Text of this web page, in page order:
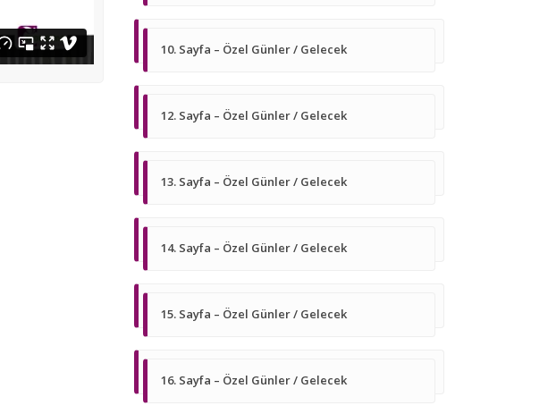
10. Sayfa – Özel Günler / Gelecek
12. Sayfa – Özel Günler / Gelecek
13. Sayfa – Özel Günler / Gelecek
14. Sayfa – Özel Günler / Gelecek
15. Sayfa – Özel Günler / Gelecek
16. Sayfa – Özel Günler / Gelecek